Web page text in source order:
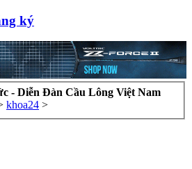
ký
- Diễn Đàn Cầu Lông Việt Nam
khoa24 >